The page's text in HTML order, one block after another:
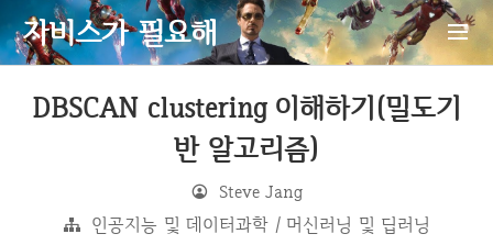
자비스가 필요해
DBSCAN clustering 이해하기(밀도기
반 알고리즘)
Steve Jang
인공지능 및 데이터과학 / 머신러닝 및 딥러닝